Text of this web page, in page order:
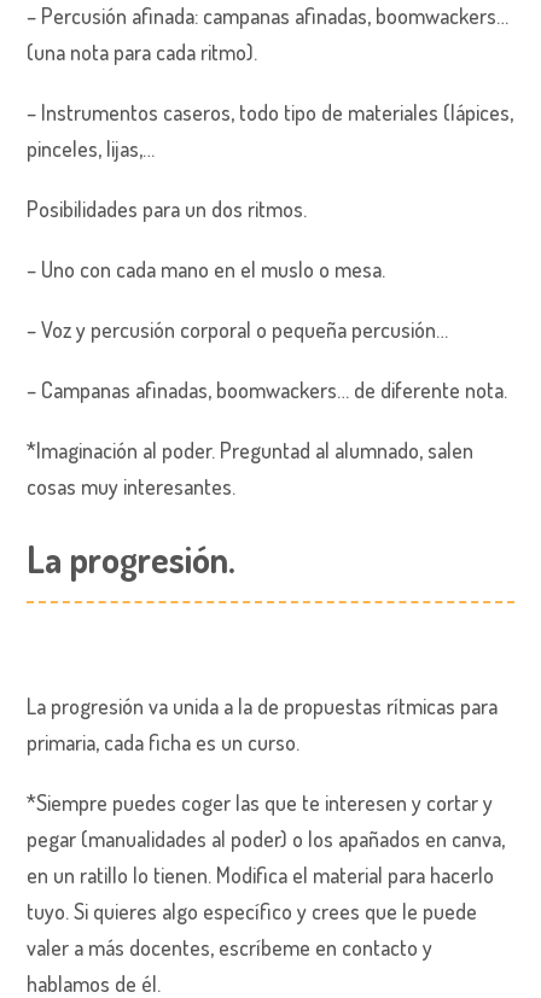
– Percusión afinada: campanas afinadas, boomwackers…
(una nota para cada ritmo).
– Instrumentos caseros, todo tipo de materiales (lápices,
pinceles, lijas,…
Posibilidades para un dos ritmos.
– Uno con cada mano en el muslo o mesa.
– Voz y percusión corporal o pequeña percusión…
– Campanas afinadas, boomwackers… de diferente nota.
*Imaginación al poder. Preguntad al alumnado, salen
cosas muy interesantes.
La progresión.
La progresión va unida a la de propuestas rítmicas para
primaria, cada ficha es un curso.
*Siempre puedes coger las que te interesen y cortar y
pegar (manualidades al poder) o los apañados en canva,
en un ratillo lo tienen. Modifica el material para hacerlo
tuyo. Si quieres algo específico y crees que le puede
valer a más docentes, escríbeme en contacto y
hablamos de él.